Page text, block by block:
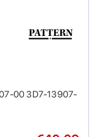
00 3D7-13907-